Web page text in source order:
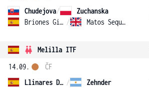
Chudejova/
Zuchanska
Briones Ginesta / Matos Sequeira Fernandes
Melilla ITF
14.09.
Llinares Domingo /
Zehnder
ČF